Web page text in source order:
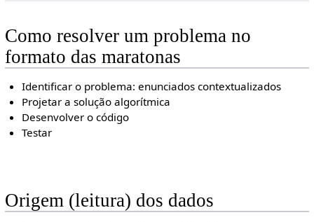
Como resolver um problema no
formato das maratonas
Identificar o problema: enunciados contextualizados
Projetar a solução algorítmica
Desenvolver o código
Testar
Origem (leitura) dos dados